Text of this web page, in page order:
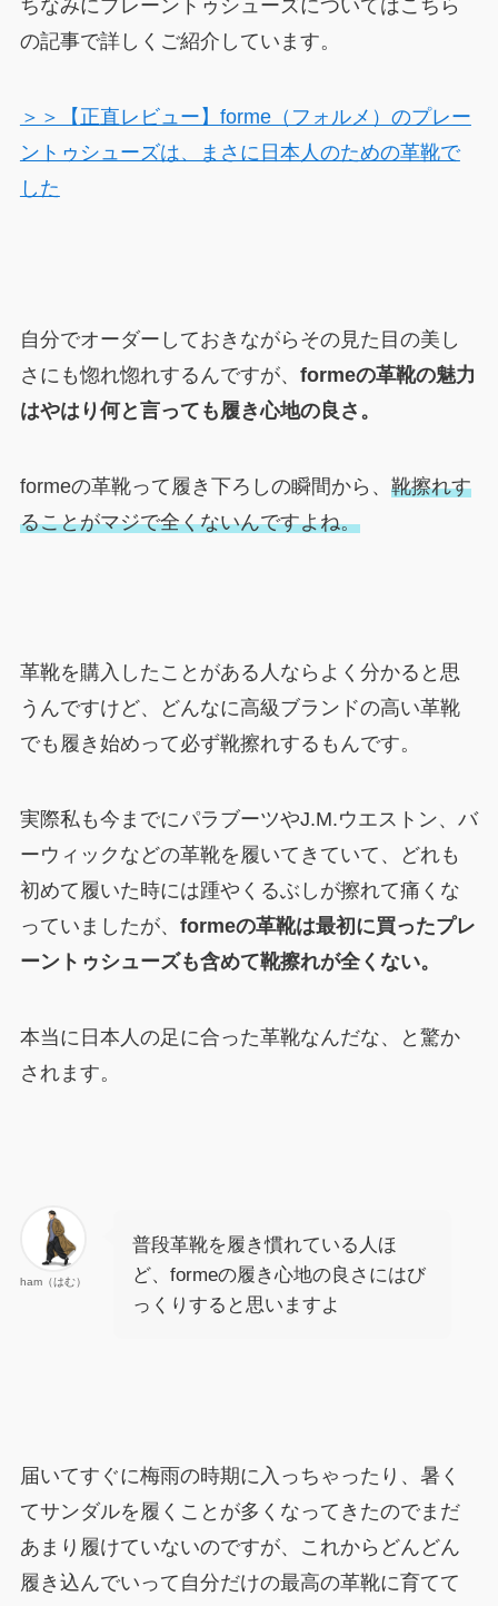
ちなみにプレーントゥシューズについてはこちら
の記事で詳しくご紹介しています。
＞＞【正直レビュー】forme（フォルメ）のプレー
ントゥシューズは、まさに日本人のための革靴で
した
自分でオーダーしておきながらその見た目の美し
さにも惚れ惚れするんですが、 formeの革靴の魅力
はやはり何と言っても履き心地の良さ。
formeの革靴って履き下ろしの瞬間から、 靴擦れす
ることがマジで全くないんですよね。
革靴を購入したことがある人ならよく分かると思
うんですけど、どんなに高級ブランドの高い革靴
でも履き始めって必ず靴擦れするもんです。
実際私も今までにパラブーツやJ.M.ウエストン、バ
ーウィックなどの革靴を履いてきていて、どれも
初めて履いた時には踵やくるぶしが擦れて痛くな
っていましたが、 formeの革靴は最初に買ったプレ
ーントゥシューズも含めて靴擦れが全くない。
本当に日本人の足に合った革靴なんだな、と驚か
されます。
ham（はむ）
普段革靴を履き慣れている人ほ
ど、formeの履き心地の良さにはび
っくりすると思いますよ
届いてすぐに梅雨の時期に入っちゃったり、暑く
てサンダルを履くことが多くなってきたのでまだ
あまり履けていないのですが、これからどんどん
履き込んでいって自分だけの最高の革靴に育てて